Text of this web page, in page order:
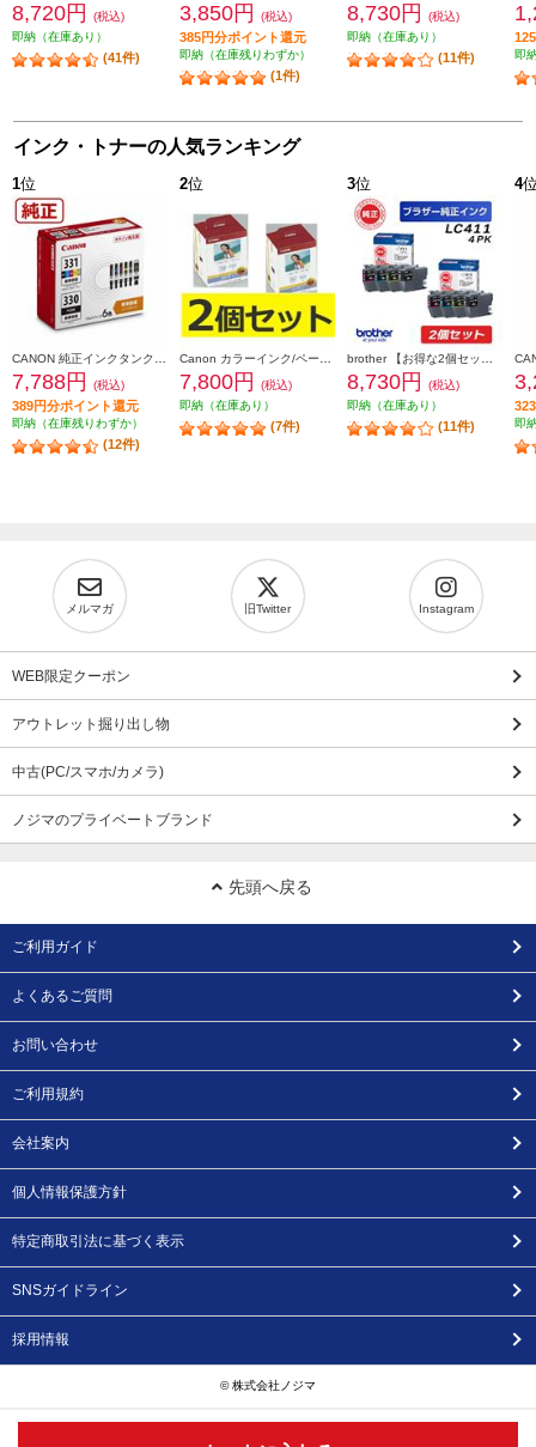
8,720円
(税込)
即納（在庫あり）
(41件)
3,850円 (税込)
385円分ポイント還元
即納（在庫残りわずか）
(1件)
8,730円
(税込)
即納（在庫あり）
(11件) 即
インク・トナーの人気ランキング
1位
7,788円 (税込)
389円分ポイント還元
即納（在庫残りわずか）
(12件)
2位
7,800円
(税込)
即納（在庫あり）
(7件)
3位
8,730円
(税込)
即納（在庫あり）
(11件)
4
即
メルマガ 旧Twitter Instagram
WEB限定クーポン
アウトレット掘り出し物
中古(PC/スマホ/カメラ)
ノジマのプライベートブランド
先頭へ戻る
ご利用ガイド
よくあるご質問
お問い合わせ
ご利用規約
会社案内
個人情報保護方針
特定商取引法に基づく表示
SNSガイドライン
採用情報
© 株式会社ノジマ